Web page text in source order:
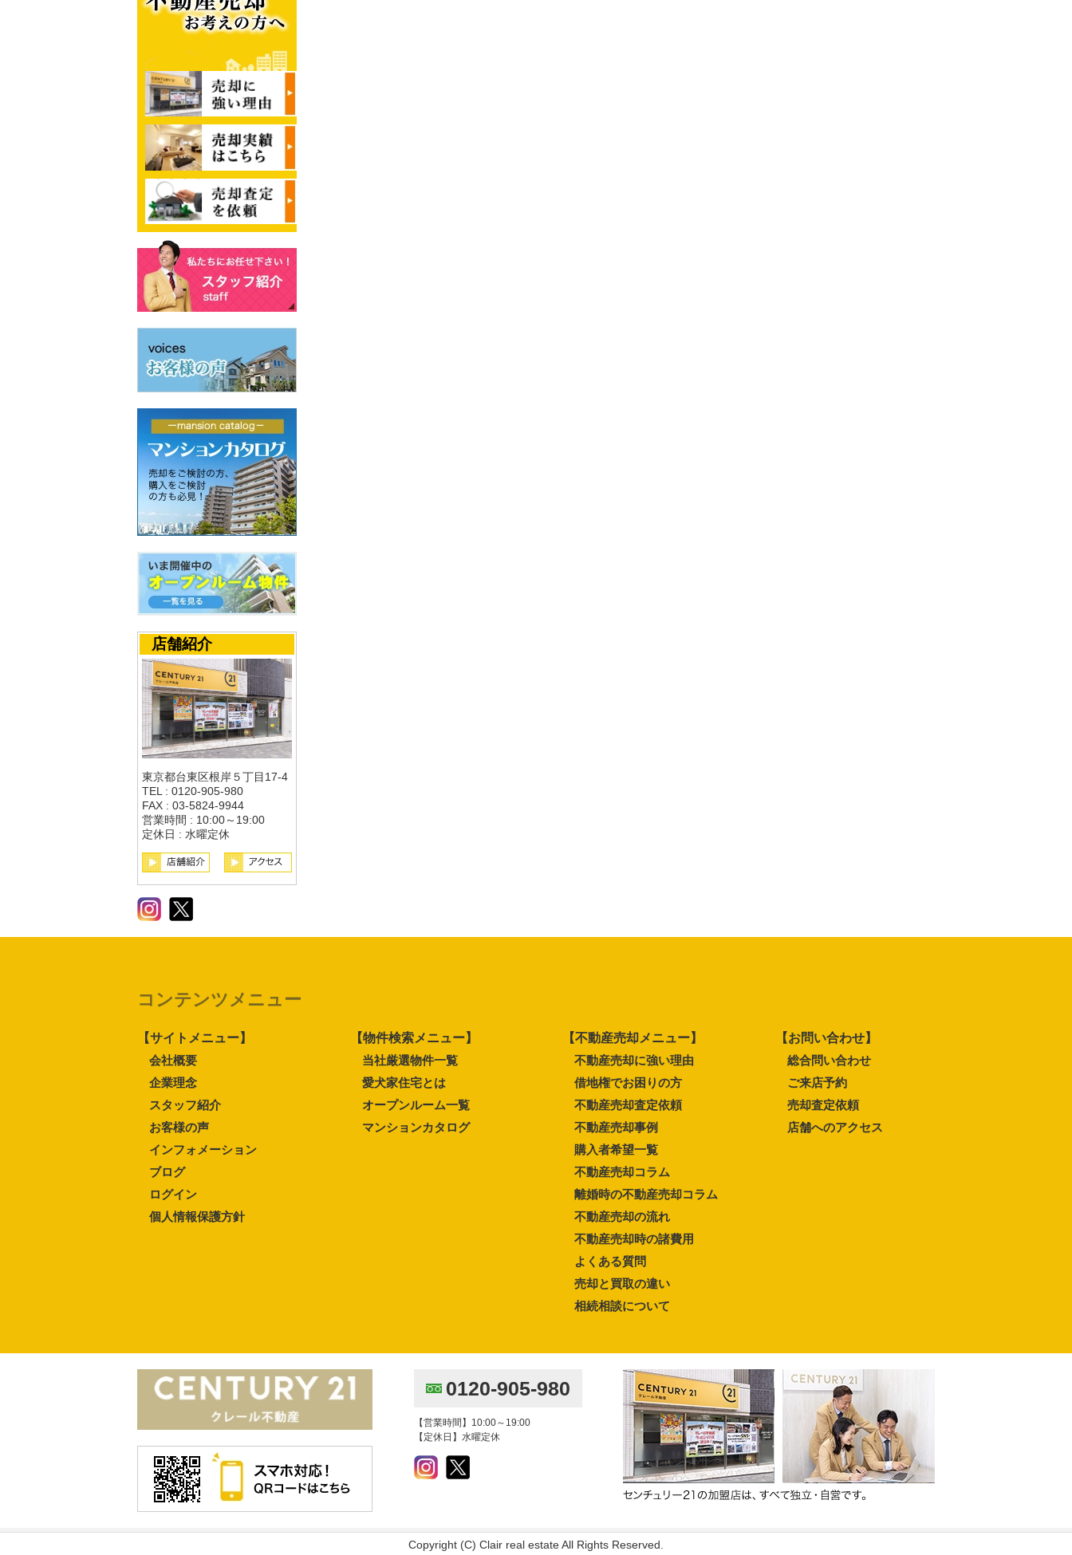
店舗紹介
東京都台東区根岸５丁目17-4
TEL : 0120-905-980
FAX : 03-5824-9944
営業時間 : 10:00～19:00
定休日 : 水曜定休
コンテンツメニュー
【サイトメニュー】
会社概要
企業理念
スタッフ紹介
お客様の声
インフォメーション
ブログ
ログイン
個人情報保護方針
【物件検索メニュー】
当社厳選物件一覧
愛犬家住宅とは
オープンルーム一覧
マンションカタログ
【不動産売却メニュー】
不動産売却に強い理由
借地権でお困りの方
不動産売却査定依頼
不動産売却事例
購入者希望一覧
不動産売却コラム
離婚時の不動産売却コラム
不動産売却の流れ
不動産売却時の諸費用
よくある質問
売却と買取の違い
相続相談について
【お問い合わせ】
総合問い合わせ
ご来店予約
売却査定依頼
店舗へのアクセス
0120-905-980
【営業時間】10:00～19:00
【定休日】水曜定休
Copyright (C) Clair real estate All Rights Reserved.